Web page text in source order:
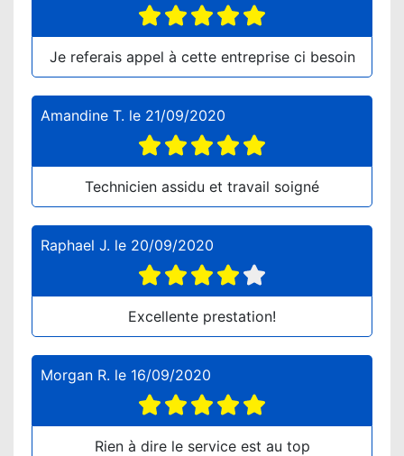
Je referais appel à cette entreprise ci besoin
Amandine T. le 21/09/2020
Technicien assidu et travail soigné
Raphael J. le 20/09/2020
Excellente prestation!
Morgan R. le 16/09/2020
Rien à dire le service est au top